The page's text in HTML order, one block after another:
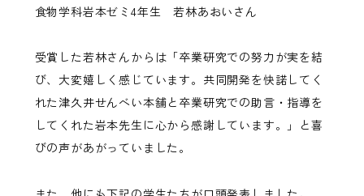
食物学科岩本ゼミ4年生 若林あおいさん
受賞した若林さんからは「卒業研究での努力が実を結
び、大変嬉しく感じています。共同開発を快諾してく
れた津久井せんべい本舗と卒業研究での助言・指導を
してくれた岩本先生に心から感謝しています。」と喜
びの声があがっていました。